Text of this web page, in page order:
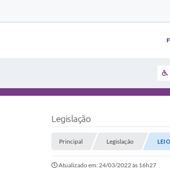
Legislação
Principal Legislação LEI
Atualizado em: 24/03/2022 às 16h27